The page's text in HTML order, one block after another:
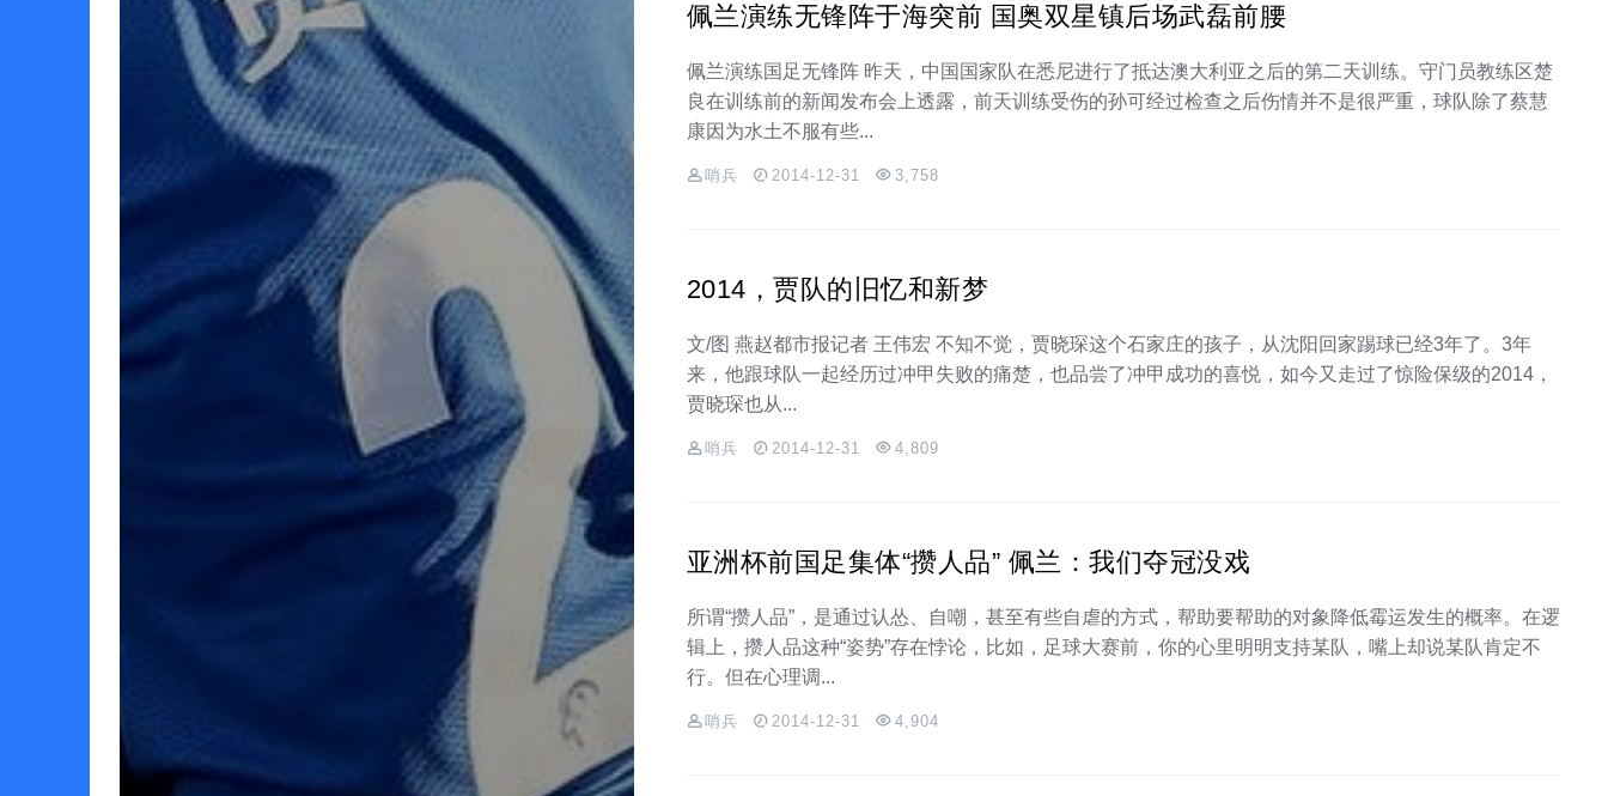
佩兰演练无锋阵于海突前 国奥双星镇后场武磊前腰
佩兰演练国足无锋阵 昨天，中国国家队在悉尼进行了抵达澳大利亚之后的第二天训练。守门员教练区楚
良在训练前的新闻发布会上透露，前天训练受伤的孙可经过检查之后伤情并不是很严重，球队除了蔡慧
康因为水土不服有些...
哨兵 2014-12-31 3,758
2014，贾队的旧忆和新梦
文/图 燕赵都市报记者 王伟宏 不知不觉，贾晓琛这个石家庄的孩子，从沈阳回家踢球已经3年了。3年
来，他跟球队一起经历过冲甲失败的痛楚，也品尝了冲甲成功的喜悦，如今又走过了惊险保级的2014，
贾晓琛也从...
哨兵 2014-12-31 4,809
亚洲杯前国足集体“攒人品” 佩兰：我们夺冠没戏
所谓“攒人品”，是通过认怂、自嘲，甚至有些自虐的方式，帮助要帮助的对象降低霉运发生的概率。在逻
辑上，攒人品这种“姿势”存在悖论，比如，足球大赛前，你的心里明明支持某队，嘴上却说某队肯定不
行。但在心理调...
哨兵 2014-12-31 4,904